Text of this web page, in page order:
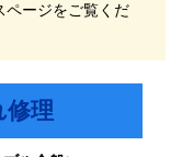
ページをご覧くだ
修理